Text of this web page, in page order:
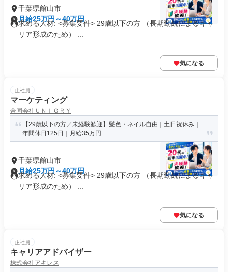
千葉県館山市
月給25万円～40万円
求める人材: <募集要件> 29歳以下の方 （長期勤続によるキャ
リア形成のため） ...
気になる
正社員
マーケティング
合同会社ＵＮＩＧＲＹ
【29歳以下の方／未経験歓迎】髪色・ネイル自由｜土日祝休み｜
年間休日125日｜月給35万円...
千葉県館山市
月給25万円～40万円
求める人材: <募集要件> 29歳以下の方 （長期勤続によるキャ
リア形成のため） ...
気になる
正社員
キャリアアドバイザー
株式会社アキレス